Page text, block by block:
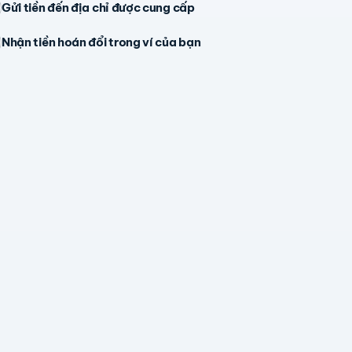
Gửi tiền đến địa chỉ được cung cấp
Nhận tiền hoán đổi trong ví của bạn